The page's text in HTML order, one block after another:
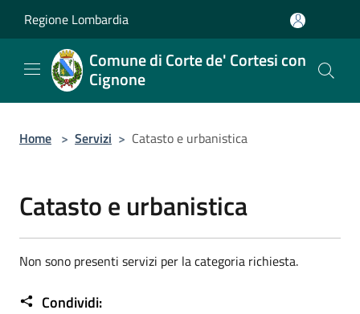
Regione Lombardia
Comune di Corte de' Cortesi con
Cignone
Home > Servizi > Catasto e urbanistica
Catasto e urbanistica
Non sono presenti servizi per la categoria richiesta.
Condividi: